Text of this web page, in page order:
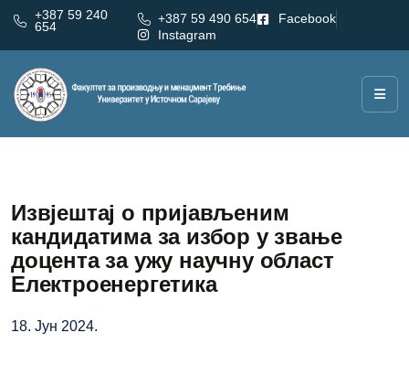
+387 59 240
654
+387 59 490 654
Facebook
Instagram
Извјештај о пријављеним
кандидатима за избор у звање
доцента за ужу научну област
Електроенергетика
18. Јун 2024.